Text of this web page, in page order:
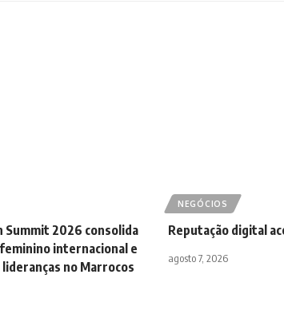
Summit 2026 consolida
internacional e
no Marrocos
NEGÓCIOS
Reputação digital
agosto 7, 2026